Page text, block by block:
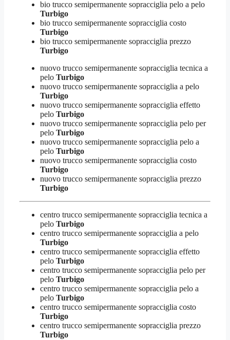
bio trucco semipermanente sopracciglia pelo a pelo
Turbigo
bio trucco semipermanente sopracciglia costo
Turbigo
bio trucco semipermanente sopracciglia prezzo
Turbigo
nuovo trucco semipermanente sopracciglia tecnica a
pelo Turbigo
nuovo trucco semipermanente sopracciglia a pelo
Turbigo
nuovo trucco semipermanente sopracciglia effetto
pelo Turbigo
nuovo trucco semipermanente sopracciglia pelo per
pelo Turbigo
nuovo trucco semipermanente sopracciglia pelo a
pelo Turbigo
nuovo trucco semipermanente sopracciglia costo
Turbigo
nuovo trucco semipermanente sopracciglia prezzo
Turbigo
centro trucco semipermanente sopracciglia tecnica a
pelo Turbigo
centro trucco semipermanente sopracciglia a pelo
Turbigo
centro trucco semipermanente sopracciglia effetto
pelo Turbigo
centro trucco semipermanente sopracciglia pelo per
pelo Turbigo
centro trucco semipermanente sopracciglia pelo a
pelo Turbigo
centro trucco semipermanente sopracciglia costo
Turbigo
centro trucco semipermanente sopracciglia prezzo
Turbigo